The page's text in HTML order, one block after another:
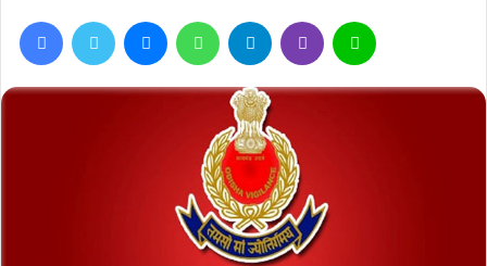
FacebookTwitter MessengerWhatsAppTelegram Viber